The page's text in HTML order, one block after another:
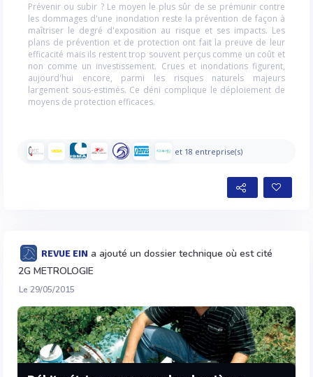
Prévenir ou subir ? Le moyen le plus sûr de se prémunir contre
les dommages d'une inondation reste la prévention de façon à
maîtriser le degré d'exposition au risque et ses impacts. Les
plans de prévention et de protection ont fait la preuve de leur
efficacité mais ils restent trop souvent perçus comme un coût et
non comme un investissement. Crues et inondations figurent,
aujourd'hui encore, parmi les risques naturels majeurs
largement sous-estimés. Ce déni complique le déploiement de
moyens de protection efficaces.
et 18 entreprise(s)
REVUE EIN a ajouté un dossier technique où est cité
2G METROLOGIE
Le 29/05/2015